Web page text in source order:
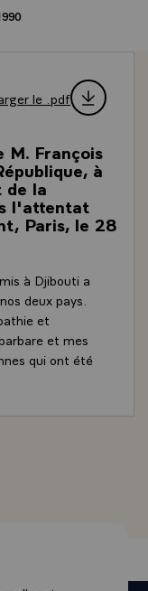
le .pdf
M. François
à
de la
l'attentat
Paris, le 28
à Djibouti a
deux pays.
et
et mes
qui ont été
de M.